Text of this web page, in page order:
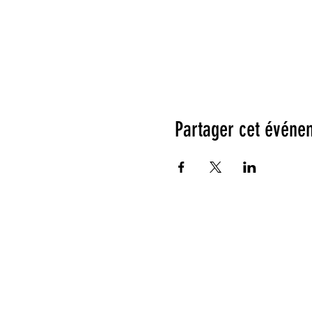
Partager cet